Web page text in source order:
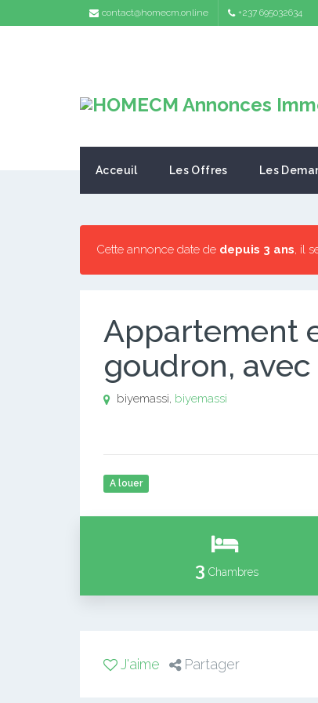
contact@homecm.online +237 695032634
Acceuil Les Offres Les
Cette annonce date de depuis 3 ans, il
Appartement
goudron,
biyemassi, biyemassi
A louer
3 Chambres
J'aime Partager